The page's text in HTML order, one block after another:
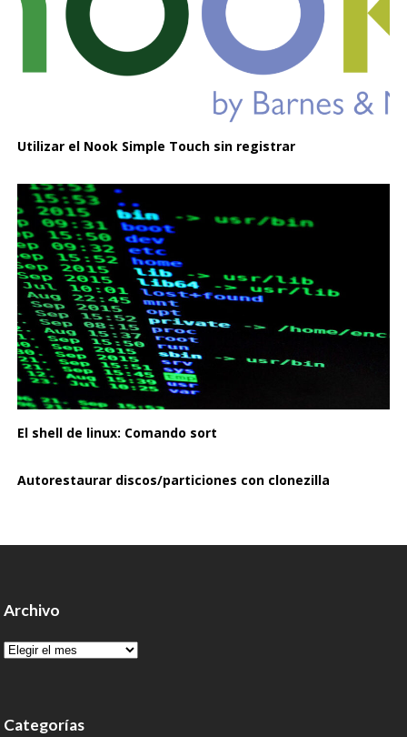
Utilizar el Nook Simple Touch sin registrar
El shell de linux: Comando sort
Autorestaurar discos/particiones con clonezilla
Archivo
Archivo
Categorías